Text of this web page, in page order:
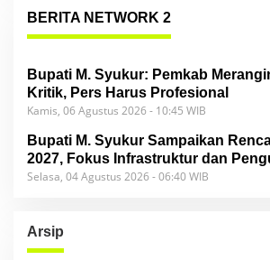
BERITA NETWORK 2
Bupati M. Syukur: Pemkab
Kritik, Pers Harus Profesional
Kamis, 06 Agustus 2026 - 10:45 WIB
Bupati M. Syukur Sampaikan
2027, Fokus Infrastruktur dan
Selasa, 04 Agustus 2026 - 06:40 WIB
Arsip